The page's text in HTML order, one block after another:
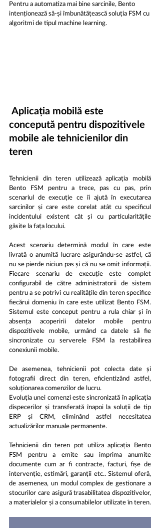
Pentru a automatiza mai bine sarcinile, Bento
intenționează să-și îmbunătățească soluția FSM cu
algoritmi de tipul machine learning.
Aplicația mobilă este
concepută pentru dispozitivele
mobile ale tehnicienilor din
teren
Tehnicienii din teren utilizează aplicația mobilă
Bento FSM pentru a trece, pas cu pas, prin
scenariul de execuție ce îi ajută în executarea
sarcinilor și care este corelat atât cu specificul
incidentului existent cât și cu particularitățile
găsite la fața locului.
Acest scenariu determină modul în care este
livrată o anumită lucrare asigurându-se astfel, că
nu se pierde niciun pas și că nu se omit informații.
Fiecare scenariu de execuție este complet
configurabil de către administratorii de sistem
pentru a se potrivi cu realitățile din teren specifice
fiecărui domeniu în care este utilizat Bento FSM.
Sistemul este conceput pentru a rula chiar și în
absența acoperirii datelor mobile pentru
dispozitivele mobile, urmând ca datele să fie
sincronizate cu serverele FSM la restabilirea
conexiunii mobile.
De asemenea, tehnicienii pot colecta date și
fotografii direct din teren, eficientizând astfel,
soluționarea comenzilor de lucru.
Evoluția unei comenzi este sincronizată în aplicația
dispecerilor și transferată înapoi la soluții de tip
ERP și CRM, eliminând astfel necesitatea
actualizărilor manuale permanente.
Tehnicienii din teren pot utiliza aplicația Bento
FSM pentru a emite sau imprima anumite
documente cum ar fi contracte, facturi, fișe de
intervenție, estimări, garanții etc.. Sistemul oferă,
de asemenea, un modul complex de gestionare a
stocurilor care asigură trasabilitatea dispozitivelor,
a materialelor și a consumabilelor utilizate în teren.